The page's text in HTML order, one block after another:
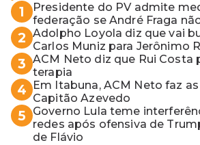
1
Presidente do PV admite
federação se André Fraga
2 Adolpho Loyola diz que vai
Carlos Muniz para Jerônimo
3 ACM Neto diz que Rui Costa
terapia
4
Em Itabuna, ACM Neto faz
Capitão Azevedo
5
Governo Lula teme
redes após ofensiva de
de Flávio